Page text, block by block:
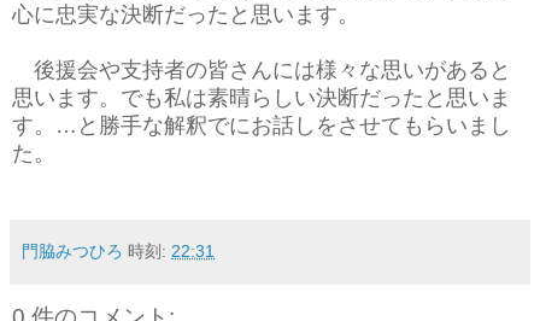
心に忠実な決断だったと思います。
後援会や支持者の皆さんには様々な思いがあると
思います。でも私は素晴らしい決断だったと思いま
す。…と勝手な解釈でにお話しをさせてもらいまし
た。
門脇みつひろ 時刻: 22:31